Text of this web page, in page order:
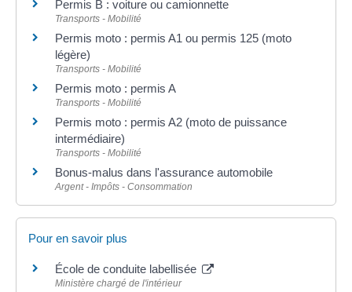
Permis B : voiture ou camionnette
Transports - Mobilité
Permis moto : permis A1 ou permis 125 (moto
légère)
Transports - Mobilité
Permis moto : permis A
Transports - Mobilité
Permis moto : permis A2 (moto de puissance
intermédiaire)
Transports - Mobilité
Bonus-malus dans l'assurance automobile
Argent - Impôts - Consommation
Pour en savoir plus
École de conduite labellisée
Ministère chargé de l'intérieur